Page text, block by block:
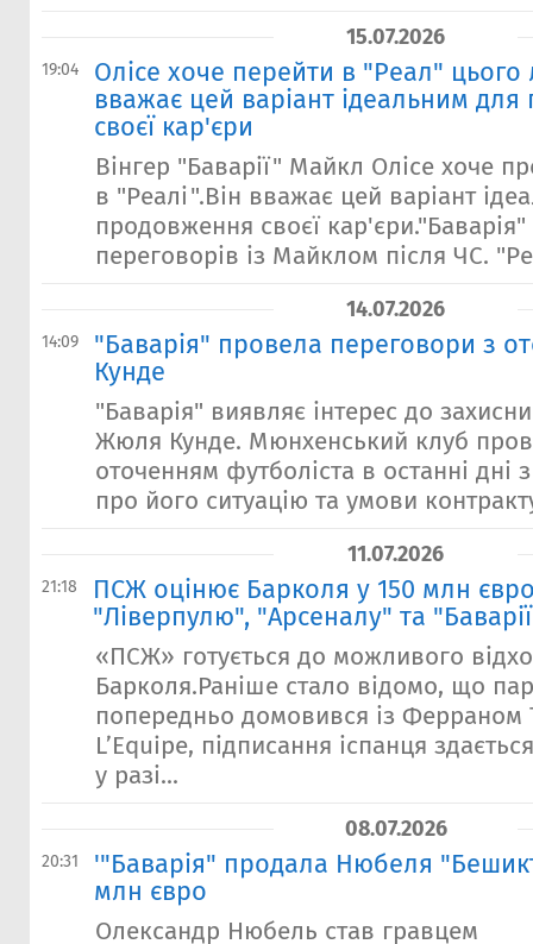
15.07.2026
19:04
Олісе хоче перейти в "Реал" цього
вважає цей варіант ідеальним
своєї кар'єри
Вінгер "Баварії" Майкл Олісе хоче
в "Реалі".Він вважає цей варіант
продовження своєї кар'єри."Баварія"
переговорів із Майклом після ЧС.
14.07.2026
14:09
"Баварія" провела переговори з
Кунде
"Баварія" виявляє інтерес до
Жюля Кунде. Мюнхенський клуб
оточенням футболіста в останні дні
про його ситуацію та умови
11.07.2026
21:18
ПСЖ оцінює Барколя у 150 млн
"Ліверпулю", "Арсеналу" та
«ПСЖ» готується до можливого
Барколя.Раніше стало відомо, що
попередньо домовився із
L’Equipe, підписання іспанця
у разі...
08.07.2026
20:31
'"Баварія" продала Нюбеля
млн євро
Олександр Нюбель став гравцем